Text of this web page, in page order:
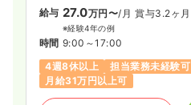
給与 27.0万円〜/月 賞与3.2ヶ月
※経験4年の例
時間 9:00～17:00
4週8休以上
担当業務未経験可
月給31万円以上可